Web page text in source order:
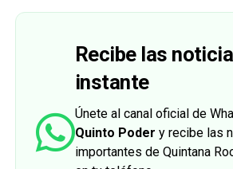
Recibe las
instante
Únete al canal oficial de
Quinto Poder y recibe las
importantes de Quintana